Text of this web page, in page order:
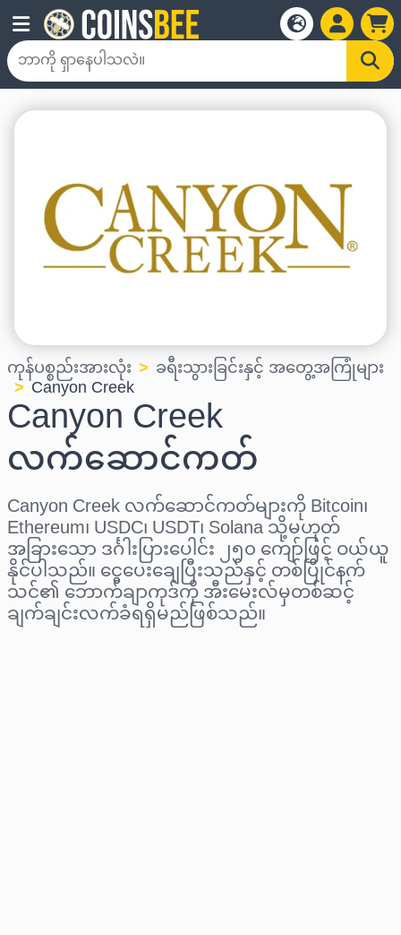
ကုန်ပစ္စည်းအားလုံး ခရီးသွားခြင်းနှင့် အတွေ့အကြုံများ
Canyon Creek
Canyon Creek
လက်ဆောင်ကတ်
Canyon Creek လက်ဆောင်ကတ်များကို Bitcoin၊
Ethereum၊ USDC၊ USDT၊ Solana သို့မဟုတ်
အခြားသော ဒင်္ဂါးပြားပေါင်း ၂၅၀ ကျော်ဖြင့် ဝယ်ယူ
နိုင်ပါသည်။ ငွေပေးချေပြီးသည်နှင့် တစ်ပြိုင်နက်
သင်၏ ဘောက်ချာကုဒ်ကို အီးမေးလ်မှတစ်ဆင့်
ချက်ချင်းလက်ခံရရှိမည်ဖြစ်သည်။